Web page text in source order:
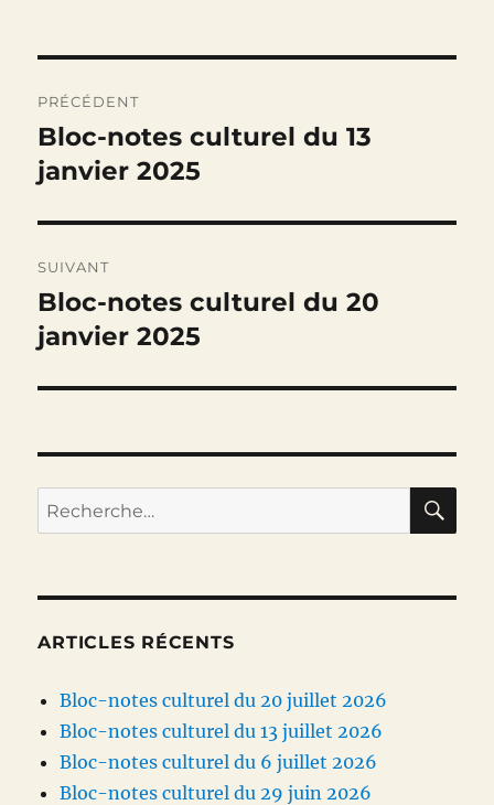
de
l’article
PRÉCÉDENT
Publication
précédente :
Bloc-notes culturel du 13
janvier 2025
SUIVANT
Publication
suivante :
Bloc-notes culturel du 20
janvier 2025
Recherche
pour :
ARTICLES RÉCENTS
Bloc-notes culturel du 20 juillet 2026
Bloc-notes culturel du 13 juillet 2026
Bloc-notes culturel du 6 juillet 2026
Bloc-notes culturel du 29 juin 2026